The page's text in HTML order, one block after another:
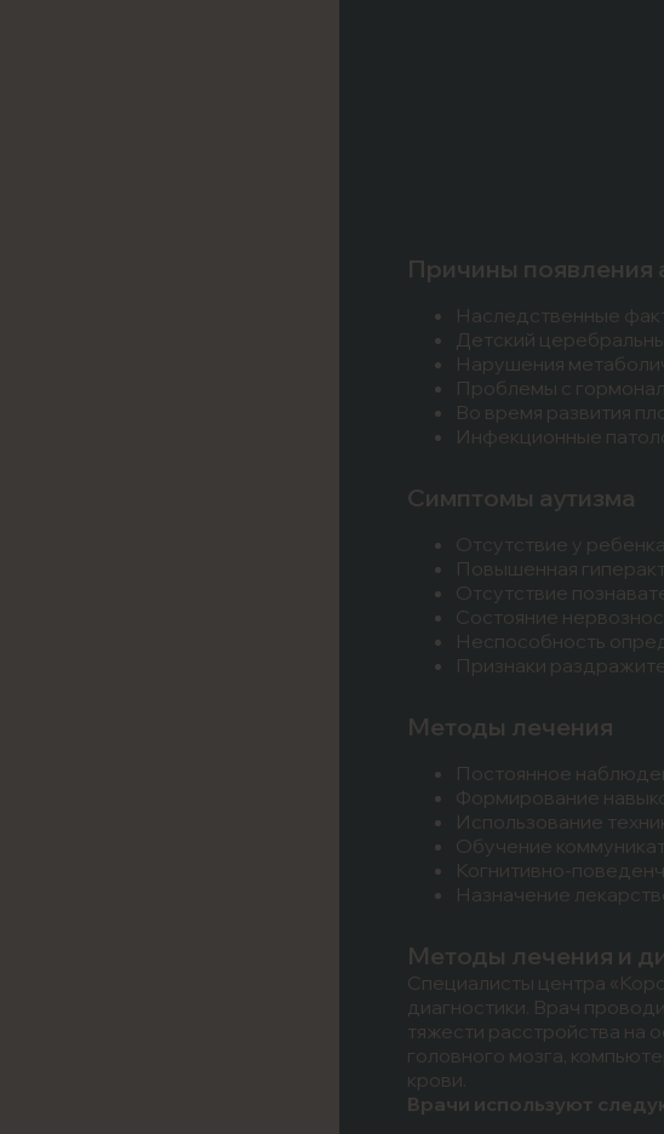
Причины появления
Наследственные
Детский
Нарушения
Проблемы с
Во время развития
Инфекционные
Симптомы аутизма
Отсутствие у
Повышенная
Отсутствие
Состояние
Неспособность
Признаки
Методы лечения
Постоянное
Формирование
Использование
Обучение
Когнитивно-
Назначение
Методы лечения и
Специалисты центра
диагностики. Врач
тяжести расстройства на
головного мозга,
крови.
Врачи используют